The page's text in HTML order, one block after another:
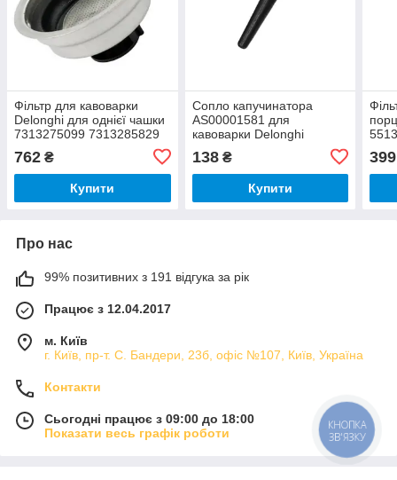
Фільтр для кавоварки
Delonghi для однієї чашки
7313275099 7313285829
762 ₴
Купити
Сопло капучинатора
AS00001581 для
кавоварки Delonghi
138₴
Купити
399
Про нас
99% позитивних з 191 відгука за рік
Працює з 12.04.2017
м. Київ
г. Київ, пр-т. С. Бандери, 23б, офіс №107, Київ, Україна
Контакти
Сьогодні працює з 09:00 до 18:00
Показати весь графік роботи
КНОПКА
ЗВ'ЯЗКУ